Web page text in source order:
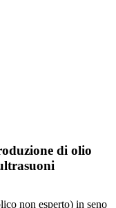
di olio
non esperto) in seno